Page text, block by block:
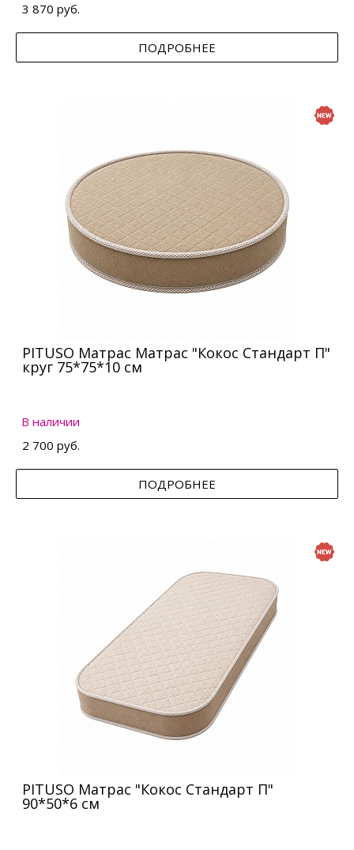
3 870 руб.
ПОДРОБНЕЕ
PITUSO Матрас Матрас "Кокос Стандарт П"
круг 75*75*10 см
В наличии
2 700 руб.
ПОДРОБНЕЕ
PITUSO Матрас "Кокос Стандарт П"
90*50*6 см